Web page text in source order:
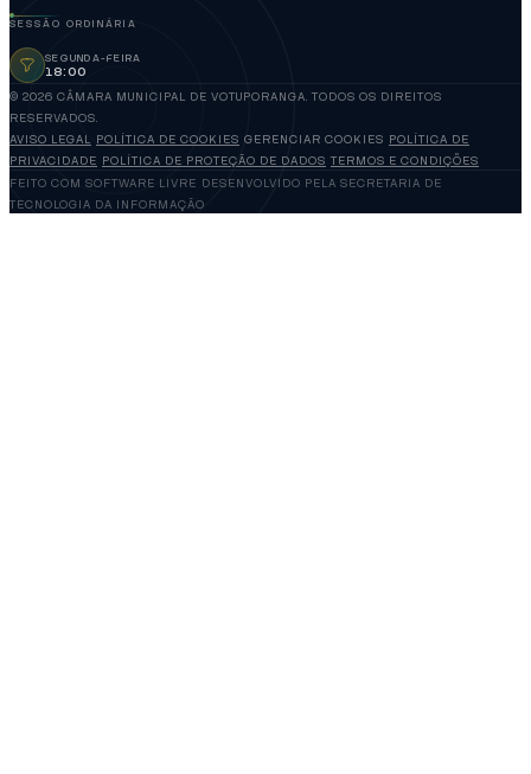
SESSÃO ORDINÁRIA
SEGUNDA-FEIRA
18:00
© 2026 CÂMARA MUNICIPAL DE VOTUPORANGA. TODOS OS DIREITOS
RESERVADOS.
AVISO LEGAL POLÍTICA DE COOKIES GERENCIAR COOKIES POLÍTICA DE
PRIVACIDADE POLÍTICA DE PROTEÇÃO DE DADOS TERMOS E CONDIÇÕES
FEITO COM SOFTWARE LIVRE DESENVOLVIDO PELA SECRETARIA DE
TECNOLOGIA DA INFORMAÇÃO